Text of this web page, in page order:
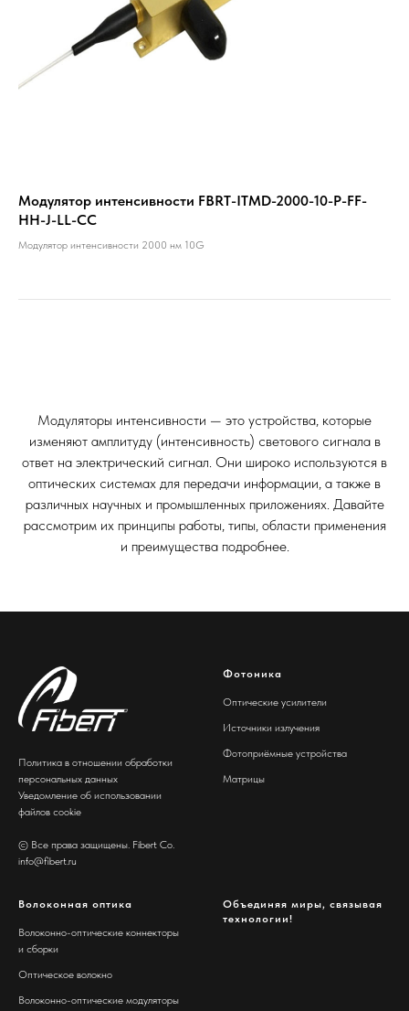
Модулятор интенсивности FBRT-ITMD-2000-10-P-FF-
HH-J-LL-CC
Модулятор интенсивности 2000 нм 10G
Модуляторы интенсивности — это устройства, которые
изменяют амплитуду (интенсивность) светового сигнала в
ответ на электрический сигнал. Они широко используются в
оптических системах для передачи информации, а также в
различных научных и промышленных приложениях. Давайте
рассмотрим их принципы работы, типы, области применения
и преимущества подробнее.
Политика в отношении обработки
персональных данных
Уведомление об использовании
файлов cookie
© Все права защищены. Fibert Co.
info@fibert.ru
Фотоника
Оптические усилители
Источники излучения
Фотоприёмные устройства
Матрицы
Волоконная оптика
Волоконно-оптические коннекторы
и сборки
Оптическое волокно
Волоконно-оптические модуляторы
Объединяя миры, связывая
технологии!